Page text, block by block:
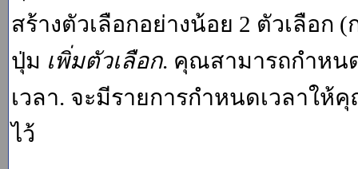
สร้างตัวเลือกอย่างน้อย 2 ตัวเลือก
ปุ่ม เพิ่มตัวเลือก. คุณสามารถกำหน
เวลา. จะมีรายการกำหนดเวลาให้
ไว้